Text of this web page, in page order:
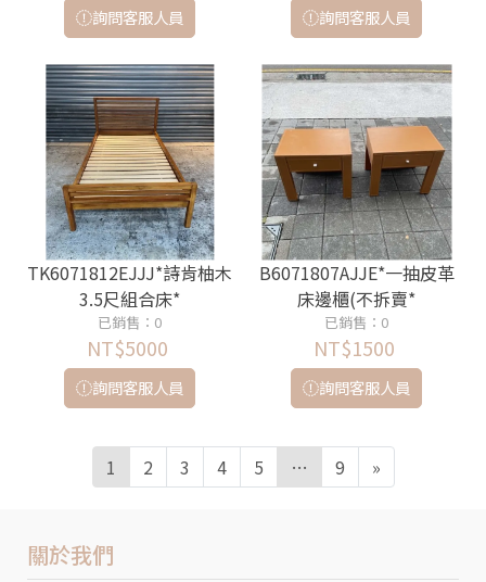
詢問客服人員 詢問客服人員
TK6071812EJJJ*詩肯柚木
3.5尺組合床*
已銷售：0
NT$5000
詢問客服人員
B6071807AJJE*一抽皮革
床邊櫃(不拆賣*
已銷售：0
NT$1500
詢問客服人員
1 2 3 4 5 … 9 »
關於我們